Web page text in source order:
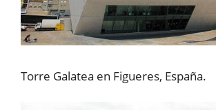
Torre Galatea en Figueres, España.